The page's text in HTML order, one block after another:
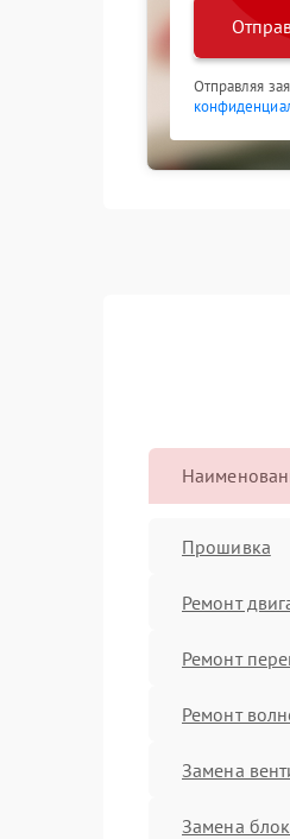
Отправляя
Прошивка
Ремонт
Ремонт
Ремонт
Замена
Замена